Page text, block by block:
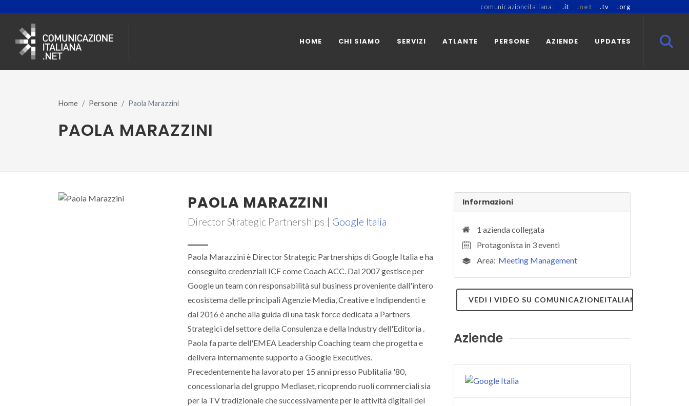
comunicazioneitaliana: .it .net .tv .org
HOME CHI SIAMO SERVIZI ATLANTE PERSONE AZIENDE UPDATES
Home Persone Paola Marazzini
PAOLA MARAZZINI
PAOLA MARAZZINI
Director Strategic Partnerships | Google Italia
Paola Marazzini è Director Strategic Partnerships di Google Italia e ha
conseguito credenziali ICF come Coach ACC. Dal 2007 gestisce per
Google un team con responsabilità sul business proveniente dall'intero
ecosistema delle principali Agenzie Media, Creative e Indipendenti e
dal 2016 è anche alla guida di una task force dedicata a Partners
Strategici del settore della Consulenza e della Industry dell'Editoria .
Paola fa parte dell'EMEA Leadership Coaching team che progetta e
delivera internamente supporto a Google Executives.
Precedentemente ha lavorato per 15 anni presso Publitalia '80,
concessionaria del gruppo Mediaset, ricoprendo ruoli commerciali sia
per la TV tradizionale che successivamente per le attività digitali del
Informazioni
1 azienda collegata
Protagonista in 3 eventi
Area: Meeting Management
VEDI I VIDEO SU COMUNICAZIONEITALIANA.TV
Aziende